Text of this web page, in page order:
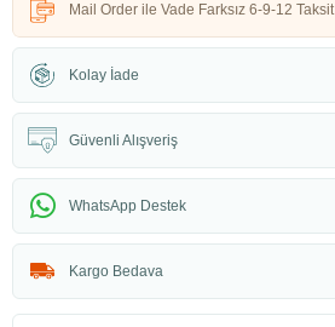
Mail Order ile Vade Farksız 6-9-12 Taksit
Kolay İade
Güvenli Alışveriş
WhatsApp Destek
Kargo Bedava